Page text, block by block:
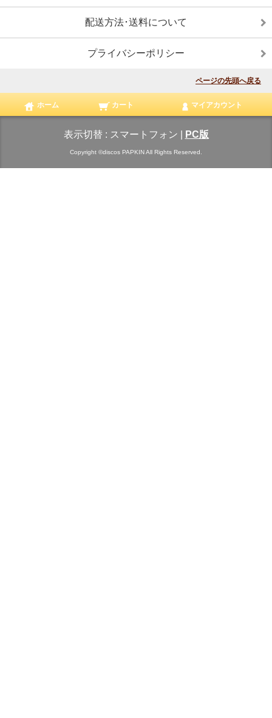
配送方法･送料について
プライバシーポリシー
ページの先頭へ戻る
ホーム カート マイアカウント
表示切替 : スマートフォン PC版
Copyright ©discos PAPKIN All Rights Reserved.